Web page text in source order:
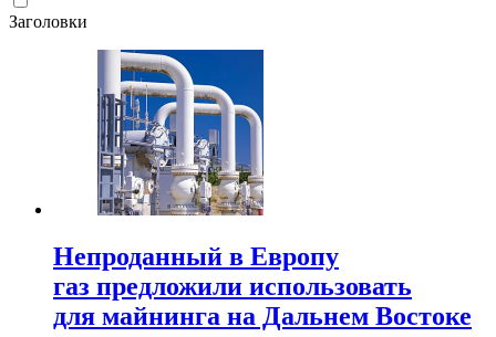
Заголовки
Непроданный в Европу
газ предложили использовать
для майнинга на Дальнем Востоке